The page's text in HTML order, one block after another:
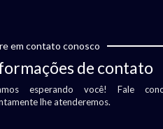
em contato conosco
de contato
esperando você! Fale
lhe atenderemos.